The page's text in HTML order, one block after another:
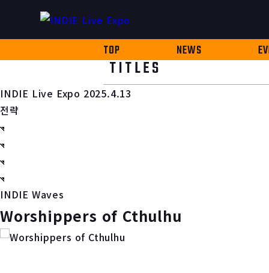
TOP NEWS
TITLES
INDIE Live Expo 2025.4.13
전략
INDIE Waves
Worshippers of Cthulhu